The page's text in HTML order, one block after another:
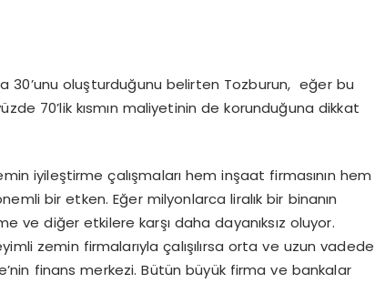
30’unu oluşturduğunu belirten Tozburun, eğer bu
70’lik kısmın maliyetinin de korunduğuna dikkat
iyileştirme çalışmaları hem inşaat firmasının hem
bir etken. Eğer milyonlarca liralık bir binanın
diğer etkilere karşı daha dayanıksız oluyor.
zemin firmalarıyla çalışılırsa orta ve uzun vadede
finans merkezi. Bütün büyük firma ve bankalar